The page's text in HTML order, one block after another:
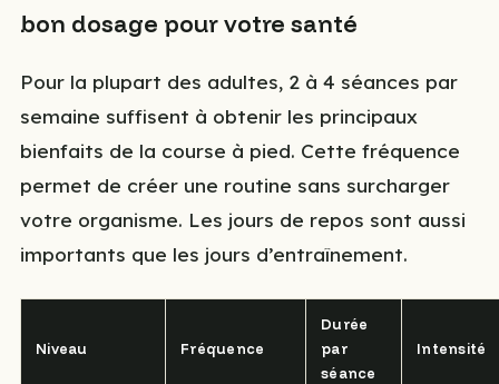
bon dosage pour votre santé
Pour la plupart des adultes, 2 à 4 séances par
semaine suffisent à obtenir les principaux
bienfaits de la course à pied. Cette fréquence
permet de créer une routine sans surcharger
votre organisme. Les jours de repos sont aussi
importants que les jours d’entraînement.
Niveau Fréquence
Durée
par
séance
Intensité